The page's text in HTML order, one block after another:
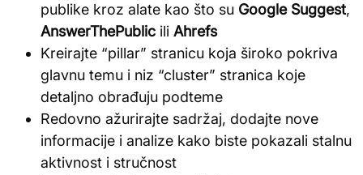
publike kroz alate kao što su Google Suggest,
AnswerThePublic ili Ahrefs
Kreirajte “pillar” stranicu koja široko pokriva
glavnu temu i niz “cluster” stranica koje
detaljno obrađuju podteme
Redovno ažurirajte sadržaj, dodajte nove
informacije i analize kako biste pokazali stalnu
aktivnost i stručnost